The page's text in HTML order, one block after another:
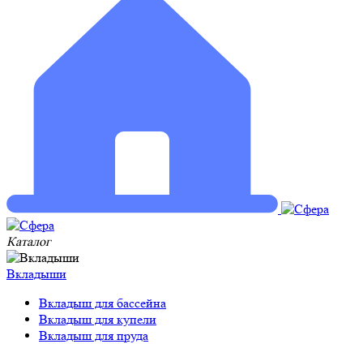
Каталог
Вкладыши
Вкладыш для бассейна
Вкладыш для купели
Вкладыш для пруда